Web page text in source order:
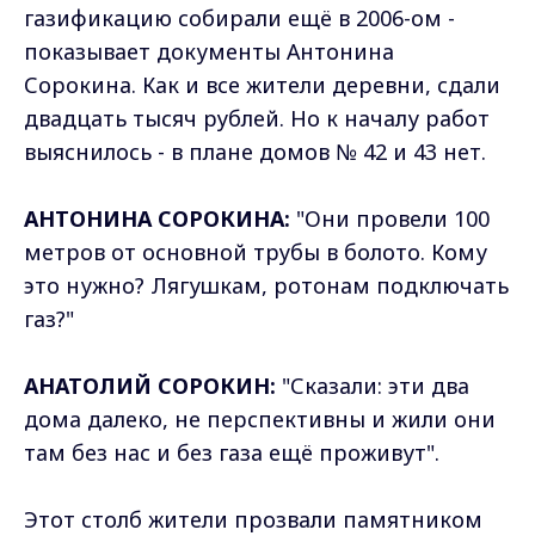
газификацию собирали ещё в 2006-ом -
показывает документы Антонина
Сорокина. Как и все жители деревни, сдали
двадцать тысяч рублей. Но к началу работ
выяснилось - в плане домов № 42 и 43 нет.
АНТОНИНА СОРОКИНА: "Они провели 100
метров от основной трубы в болото. Кому
это нужно? Лягушкам, ротонам подключать
газ?"
АНАТОЛИЙ СОРОКИН: "Сказали: эти два
дома далеко, не перспективны и жили они
там без нас и без газа ещё проживут".
Этот столб жители прозвали памятником